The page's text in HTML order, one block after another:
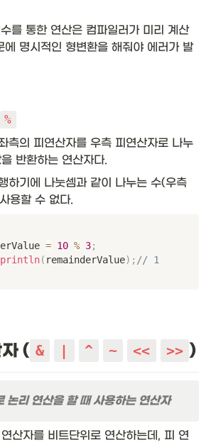
를 통한 연산은 컴파일러가 미리 계산
에 명시적인 형변환을 해줘야 에러가 발
%
측의 피연산자를 우측 피연산자로 나누
반환하는 연산자다.
하기에 나눗셈과 같이 나누는 수(우측
용할 수 없다.
= 10 % 3;
println( remainderValue) ; // 1
( & | ^ ~ << >> )
논리 연산을 할 때 사용하는 연산자
산자를 비트단위로 연산하는데, 피 연